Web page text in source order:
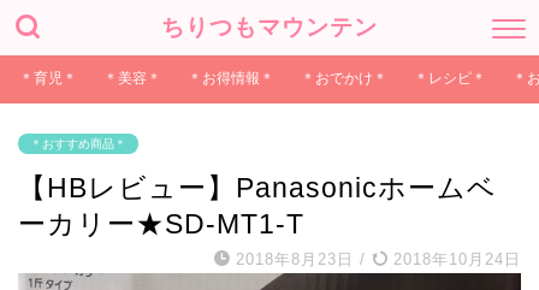
ちりつもマウンテン
＊育児＊ ＊美容＊ ＊お得情報＊ ＊おでかけ＊ ＊レシピ＊ ＊
＊おすすめ商品＊
【HBレビュー】Panasonicホームベ
ーカリー★SD-MT1-T
2018年8月23日 / 2018年10月24日